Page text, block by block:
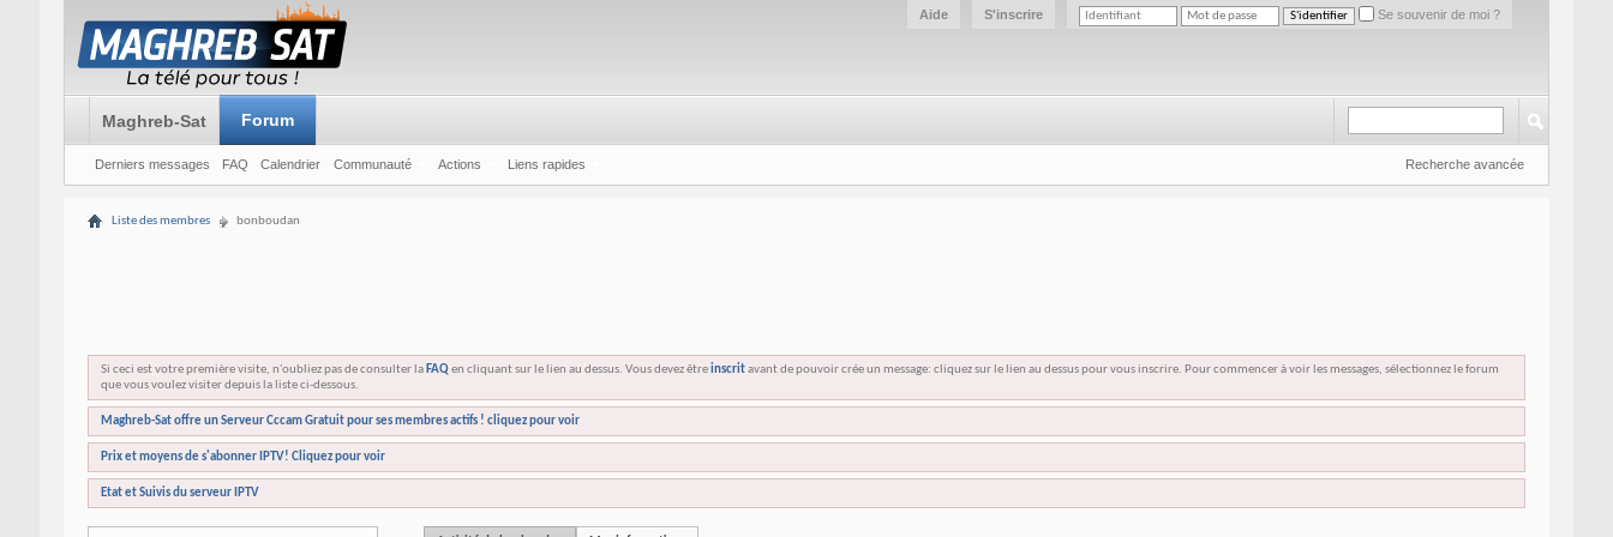
Se souvenir de moi ?
S'inscrire
Aide
Maghreb-Sat Forum
Derniers messages FAQ Calendrier Communauté Actions Liens rapides Recherche avancée
Liste des membres bonboudan
Si ceci est votre première visite, n'oubliez pas de consulter la FAQen cliquant sur le lien au dessus. Vous devez êtreinscritavant de pouvoir crée un message: cliquez sur le lien au dessus pour vous inscrire. Pour commencer à voir les messages, sélectionnez le forum
que vous voulez visiter depuis la liste ci-dessous.
Maghreb-Sat offre un Serveur Cccam Gratuit pour ses membres actifs ! cliquez pour voir
Prix et moyens de s'abonner IPTV! Cliquez pour voir
Etat et Suivis du serveur IPTV